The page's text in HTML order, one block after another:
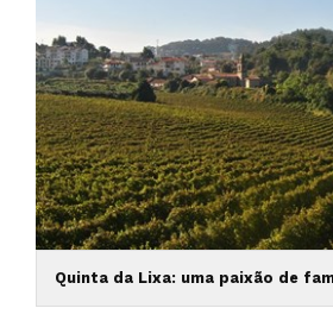
Quinta da Lixa: uma paixão de